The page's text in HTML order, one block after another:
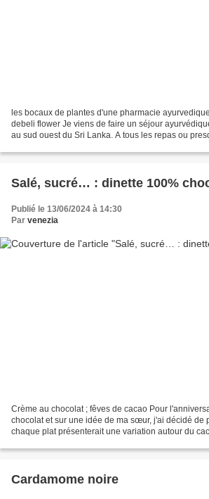
les bocaux de plantes d'une pharmacie ayurvedique. Savon à la poudre
debeli flower Je viens de faire un séjour
au sud ouest du Sri Lanka. A tous les repas ou
Salé, sucré… : dinette 100%
Publié le 13/06/2024 à 14:30
Par venezia
Crème au chocolat ; fêves de cacao Pour l'anniversaire d'un ami accro au
chocolat et sur une idée de ma sœur, j'ai décidé de
chaque plat présenterait une variation autour du
Cardamome noire